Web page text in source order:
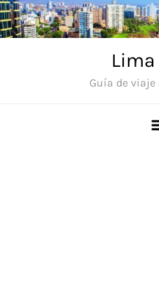
Saltar
al
Lima
Guía de viaje